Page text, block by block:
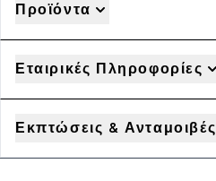
Προϊόντα
Εταιρικές Πληροφορίες
Εκπτώσεις & Ανταμοιβές